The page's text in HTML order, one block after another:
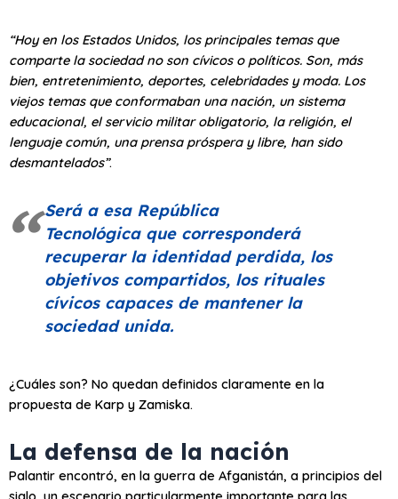
“Hoy en los Estados Unidos, los principales temas que
comparte la sociedad no son cívicos o políticos. Son, más
bien, entretenimiento, deportes, celebridades y moda. Los
viejos temas que conformaban una nación, un sistema
educacional, el servicio militar obligatorio, la religión, el
lenguaje común, una prensa próspera y libre, han sido
desmantelados”.
Será a esa República
Tecnológicaque corresponderá
recuperar la identidad perdida, los
objetivos compartidos, los rituales
cívicos capaces de mantener la
sociedad unida.
¿Cuáles son? No quedan definidos claramente en la
propuesta de Karp y Zamiska.
La defensa de la nación
Palantir encontró, en la guerra de Afganistán, a principios del